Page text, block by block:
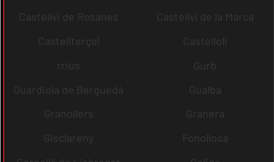
Castellví de Rosanes
Castellví de la Marca
Castellterçol
Castellolí
rrius
Gurb
Guardiola de Berguedà
Gualba
Granollers
Granera
Gisclareny
Fonollosa